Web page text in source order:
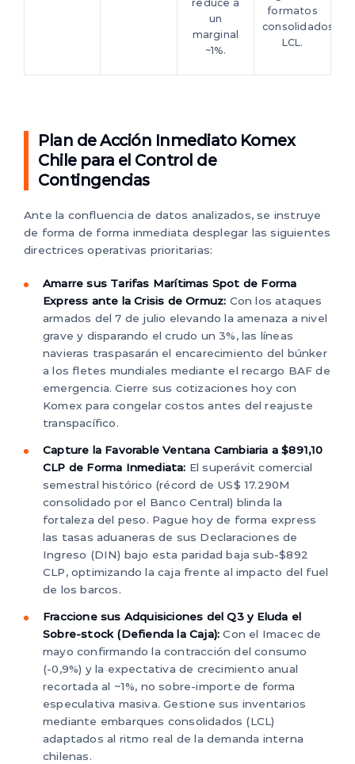
reduce a
un
marginal
~1%.
formatos
consolidados
LCL.
Plan de Acción Inmediato Komex
Chile para el Control de
Contingencias
Ante la confluencia de datos analizados, se instruye
de forma de forma inmediata desplegar las siguientes
directrices operativas prioritarias:
Amarre sus Tarifas Marítimas Spot de Forma
Express ante la Crisis de Ormuz: Con los ataques
armados del 7 de julio elevando la amenaza a nivel
grave y disparando el crudo un 3%, las líneas
navieras traspasarán el encarecimiento del búnker
a los fletes mundiales mediante el recargo BAF de
emergencia. Cierre sus cotizaciones hoy con
Komex para congelar costos antes del reajuste
transpacífico.
Capture la Favorable Ventana Cambiaria a $891,10
CLP de Forma Inmediata: El superávit comercial
semestral histórico (récord de US$ 17.290M
consolidado por el Banco Central) blinda la
fortaleza del peso. Pague hoy de forma express
las tasas aduaneras de sus Declaraciones de
Ingreso (DIN) bajo esta paridad baja sub-$892
CLP, optimizando la caja frente al impacto del fuel
de los barcos.
Fraccione sus Adquisiciones del Q3 y Eluda el
Sobre-stock (Defienda la Caja): Con el Imacec de
mayo confirmando la contracción del consumo
(-0,9%) y la expectativa de crecimiento anual
recortada al ~1%, no sobre-importe de forma
especulativa masiva. Gestione sus inventarios
mediante embarques consolidados (LCL)
adaptados al ritmo real de la demanda interna
chilenas.